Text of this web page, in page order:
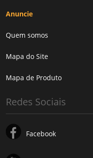
Anuncie
Quem somos
Mapa do Site
Mapa de Produto
Redes Sociais
Facebook